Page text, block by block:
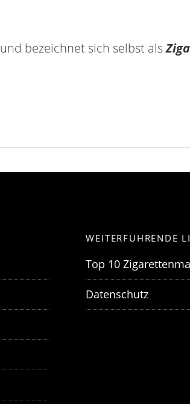
bezeichnet sich selbst als
WEITERFÜHRENDE
Top 10
Datenschutz